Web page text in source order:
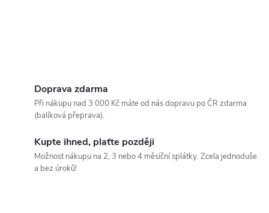
Doprava zdarma
Při nákupu nad 3 000 Kč máte od nás dopravu po ČR zdarma
(balíková přeprava).
Kupte ihned, plaťte později
Možnost nákupu na 2, 3 nebo 4 měsíční splátky. Zcela jednoduše
a bez úroků!